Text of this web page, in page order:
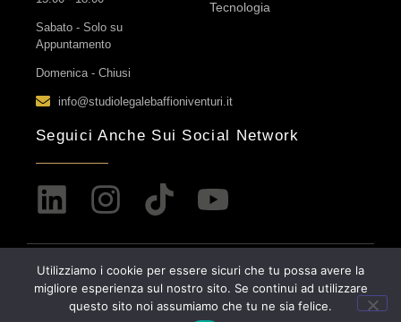
Sabato - Solo su
Appuntamento
Domenica - Chiusi
info@studiolegalebaffioniventuri.it
Tecnologia
Seguici Anche Sui Social Network
© 2026 Privacy & Policy. Builder.
Utilizziamo i cookie per essere sicuri che tu possa avere la
migliore esperienza sul nostro sito. Se continui ad utilizzare
questo sito noi assumiamo che tu ne sia felice.